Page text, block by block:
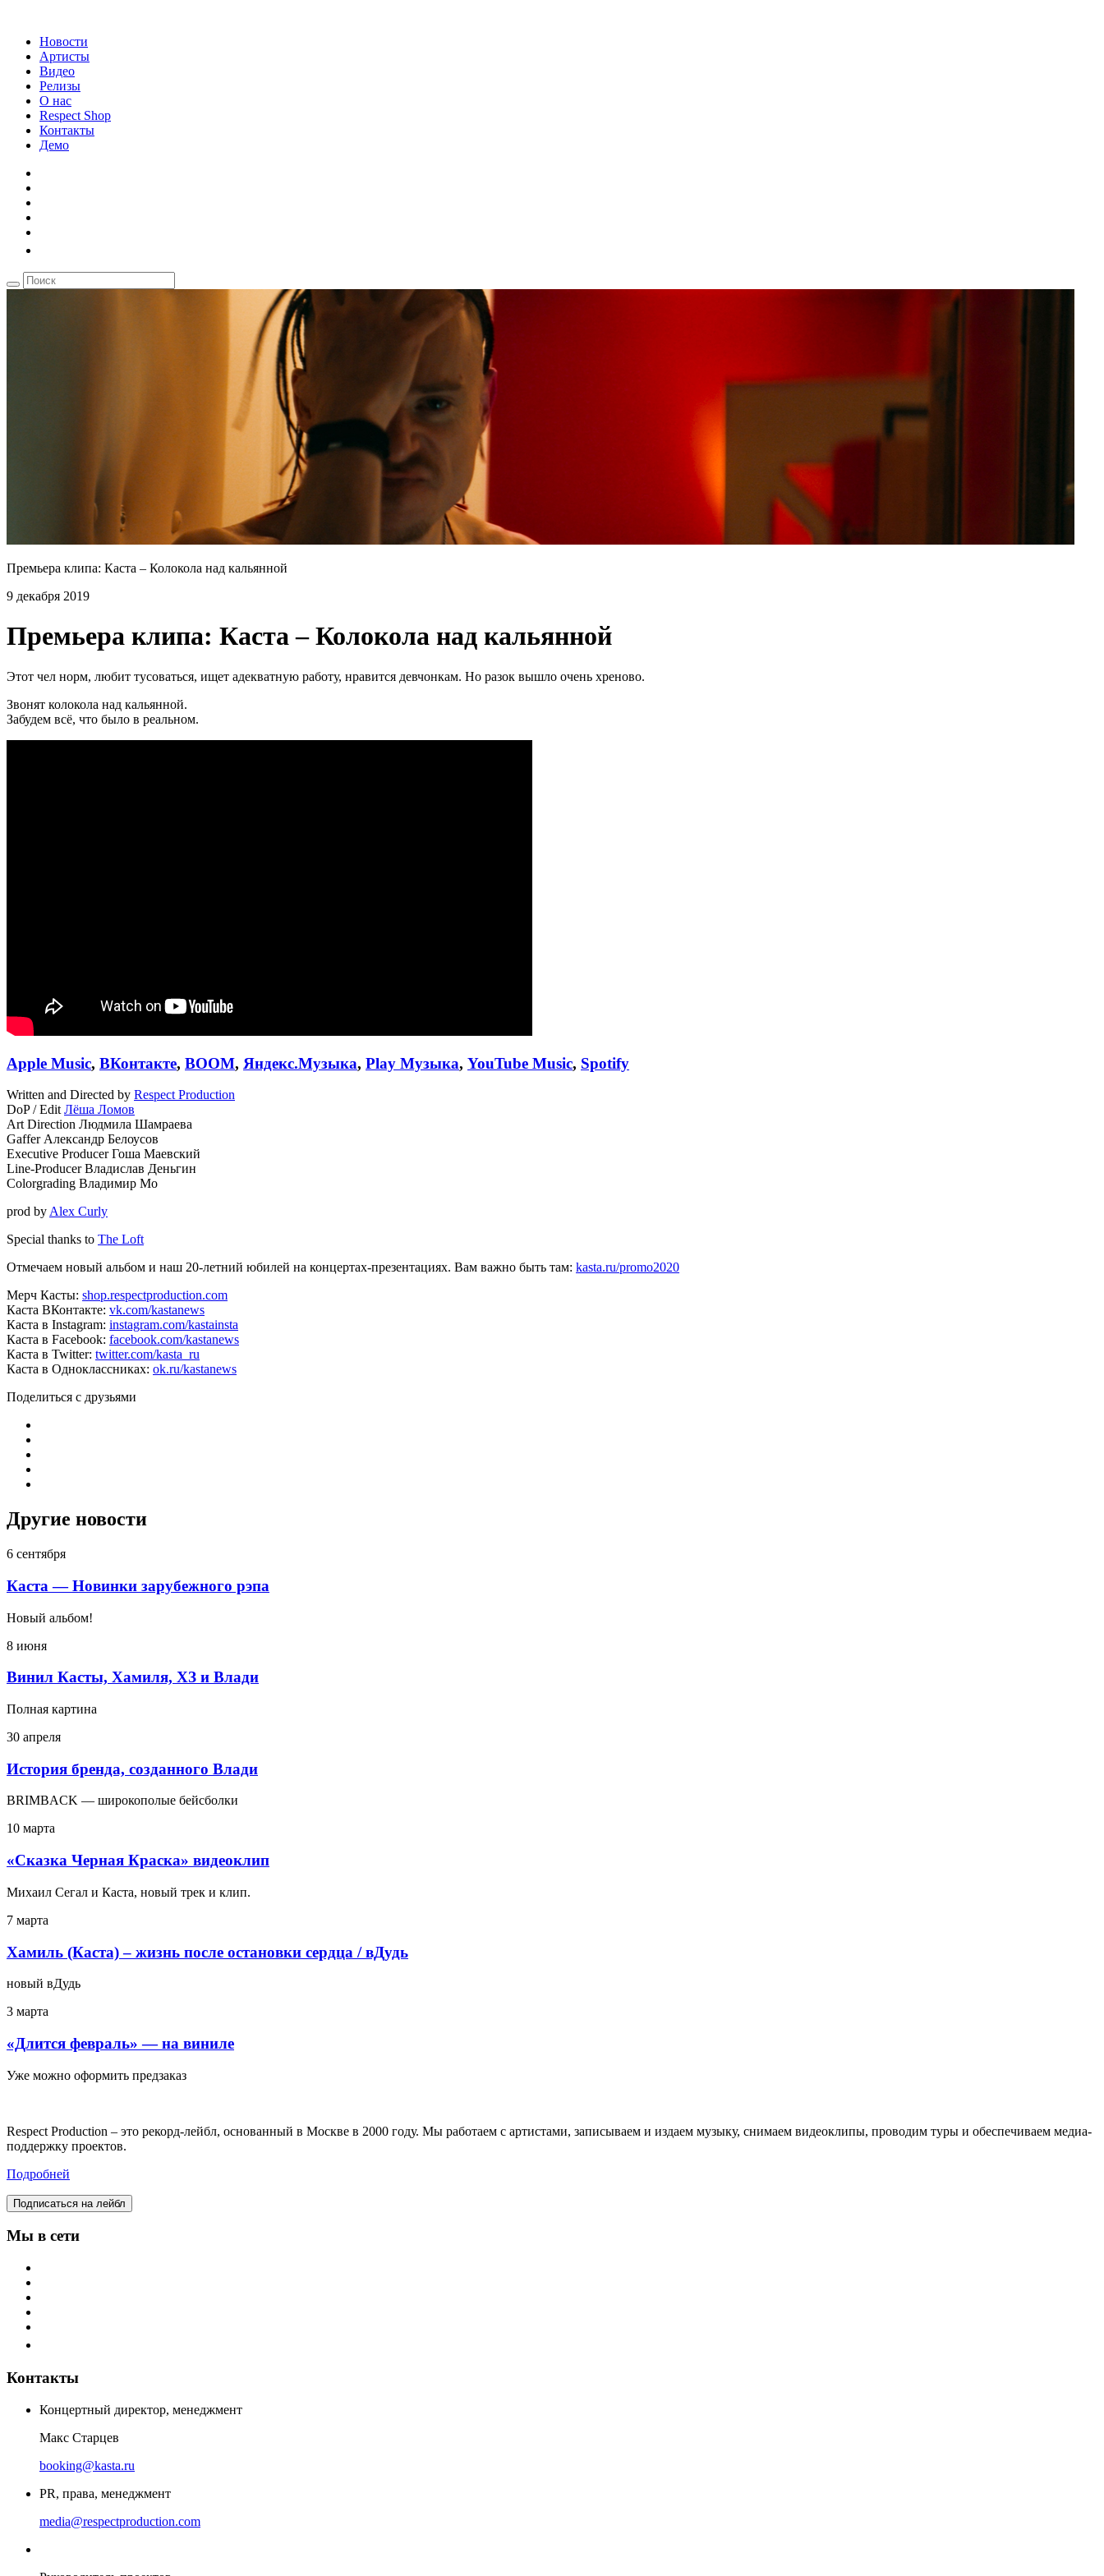
Новости
Артисты
Видео
Релизы
О нас
Respect Shop
Контакты
Демо
Премьера клипа: Каста – Колокола над кальянной
9 декабря 2019
Премьера клипа: Каста – Колокола над кальянной
Этот чел норм, любит тусоваться, ищет адекватную работу, нравится девчонкам. Но разок вышло очень хреново.
Звонят колокола над кальянной.
Забудем всё, что было в реальном.
Apple Music, ВКонтакте, BOOM, Яндекс.Музыка, Play Музыка, YouTube Music, Spotify
Written and Directed by Respect Production
DoP / Edit Лёша Ломов
Art Direction Людмила Шамраева
Gaffer Александр Белоусов
Executive Producer Гоша Маевский
Line-Producer Владислав Деньгин
Colorgrading Владимир Мо
prod by Alex Curly
Special thanks to The Loft
Отмечаем новый альбом и наш 20-летний юбилей на концертах-презентациях. Вам важно быть там: kasta.ru/promo2020
Мерч Касты: shop.respectproduction.com
Каста ВКонтакте: vk.com/kastanews
Каста в Instagram: instagram.com/kastainsta
Каста в Facebook: facebook.com/kastanews
Каста в Twitter: twitter.com/kasta_ru
Каста в Одноклассниках: ok.ru/kastanews
Поделиться с друзьями
Другие новости
6 сентября
Каста — Новинки зарубежного рэпа
Новый альбом!
8 июня
Винил Касты, Хамиля, ХЗ и Влади
Полная картина
30 апреля
История бренда, созданного Влади
BRIMBACK — широкополые бейсболки
10 марта
«Сказка Черная Краска» видеоклип
Михаил Сегал и Каста, новый трек и клип.
7 марта
Хамиль (Каста) – жизнь после остановки сердца / вДудь
новый вДудь
3 марта
«Длится февраль» — на виниле
Уже можно оформить предзаказ
Respect Production – это рекорд-лейбл, основанный в Москве в 2000 году. Мы работаем с артистами, записываем и издаем музыку, снимаем видеоклипы, проводим туры и обеспечиваем медиа-
поддержку проектов.
Подробней
Подписаться на лейбл
Мы в сети
Контакты
Концертный директор, менеджмент
Макс Старцев
booking@kasta.ru
PR, права, менеджмент
media@respectproduction.com